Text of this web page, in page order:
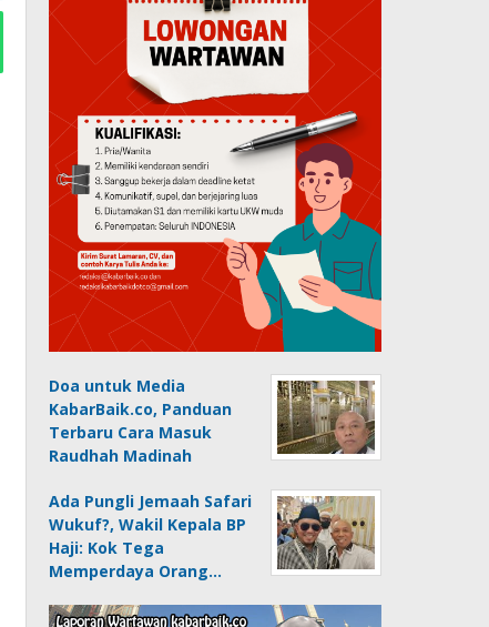
Doa untuk Media
KabarBaik.co, Panduan
Terbaru Cara Masuk
Raudhah Madinah
Ada Pungli Jemaah Safari
Wukuf?, Wakil Kepala BP
Haji: Kok Tega
Memperdaya Orang…